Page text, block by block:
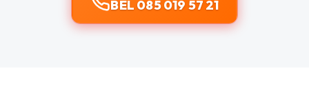
BEL 085 019 57 21